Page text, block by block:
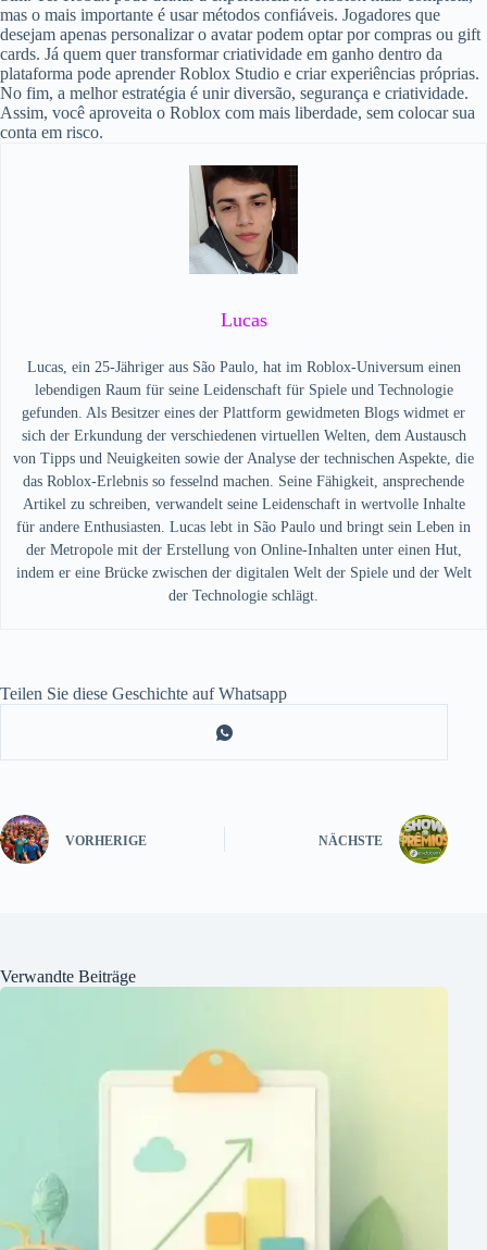
mas o mais importante é usar métodos confiáveis. Jogadores que
desejam apenas personalizar o avatar podem optar por compras ou gift
cards. Já quem quer transformar criatividade em ganho dentro da
plataforma pode aprender Roblox Studio e criar experiências próprias.
No fim, a melhor estratégia é unir diversão, segurança e criatividade.
Assim, você aproveita o Roblox com mais liberdade, sem colocar sua
conta em risco.
Lucas
Lucas, ein 25-Jähriger aus São Paulo, hat im Roblox-Universum einen
lebendigen Raum für seine Leidenschaft für Spiele und Technologie
gefunden. Als Besitzer eines der Plattform gewidmeten Blogs widmet er
sich der Erkundung der verschiedenen virtuellen Welten, dem Austausch
von Tipps und Neuigkeiten sowie der Analyse der technischen Aspekte, die
das Roblox-Erlebnis so fesselnd machen. Seine Fähigkeit, ansprechende
Artikel zu schreiben, verwandelt seine Leidenschaft in wertvolle Inhalte
für andere Enthusiasten. Lucas lebt in São Paulo und bringt sein Leben in
der Metropole mit der Erstellung von Online-Inhalten unter einen Hut,
indem er eine Brücke zwischen der digitalen Welt der Spiele und der Welt
der Technologie schlägt.
Teilen Sie diese Geschichte auf Whatsapp
VORHERIGE NÄCHSTE
Verwandte Beiträge